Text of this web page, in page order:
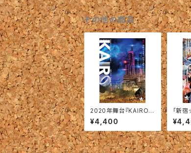
その他の商品
2020年舞台『KAIRO』
本編
¥4,400
「新
VD】